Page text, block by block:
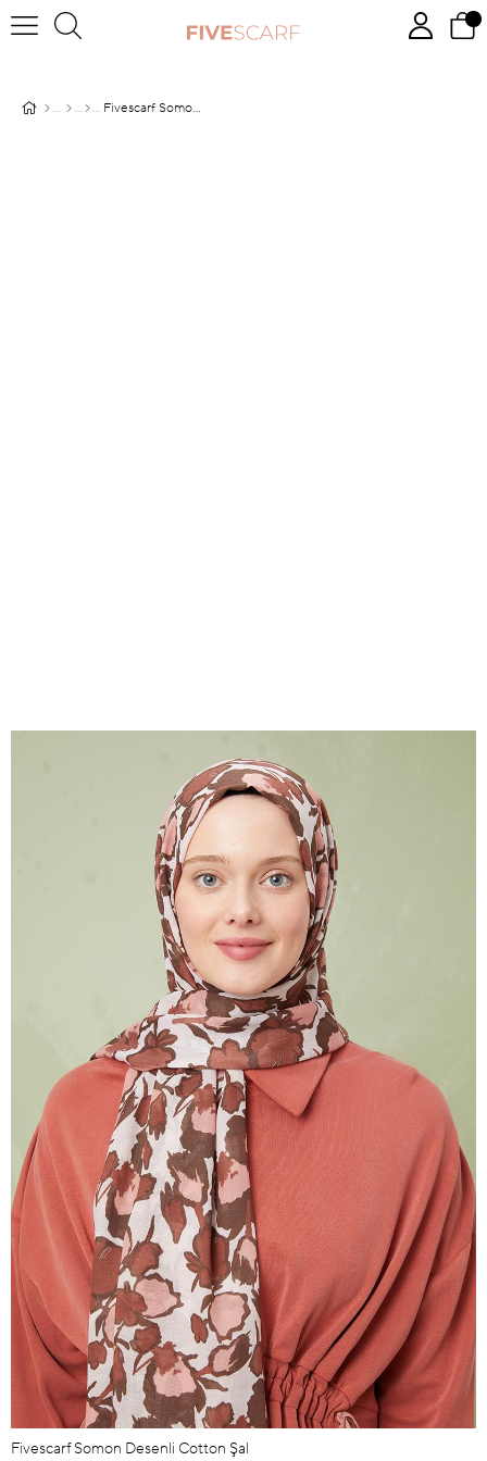
Fivescarf Somon Desenli Cotton Şal
Fivescarf Somon Desenli Cotton Şal